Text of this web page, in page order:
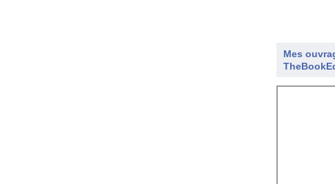
Mes